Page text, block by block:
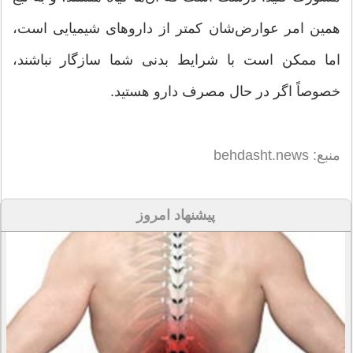
همین امر عوارض‌شان کمتر از داروهای شیمیایی است،
اما ممکن است با شرایط بدنی شما سازگار نباشند،
خصوصاً اگر در حال مصرف دارو هستید.
منبع: behdasht.news
پیشنهاد امروز